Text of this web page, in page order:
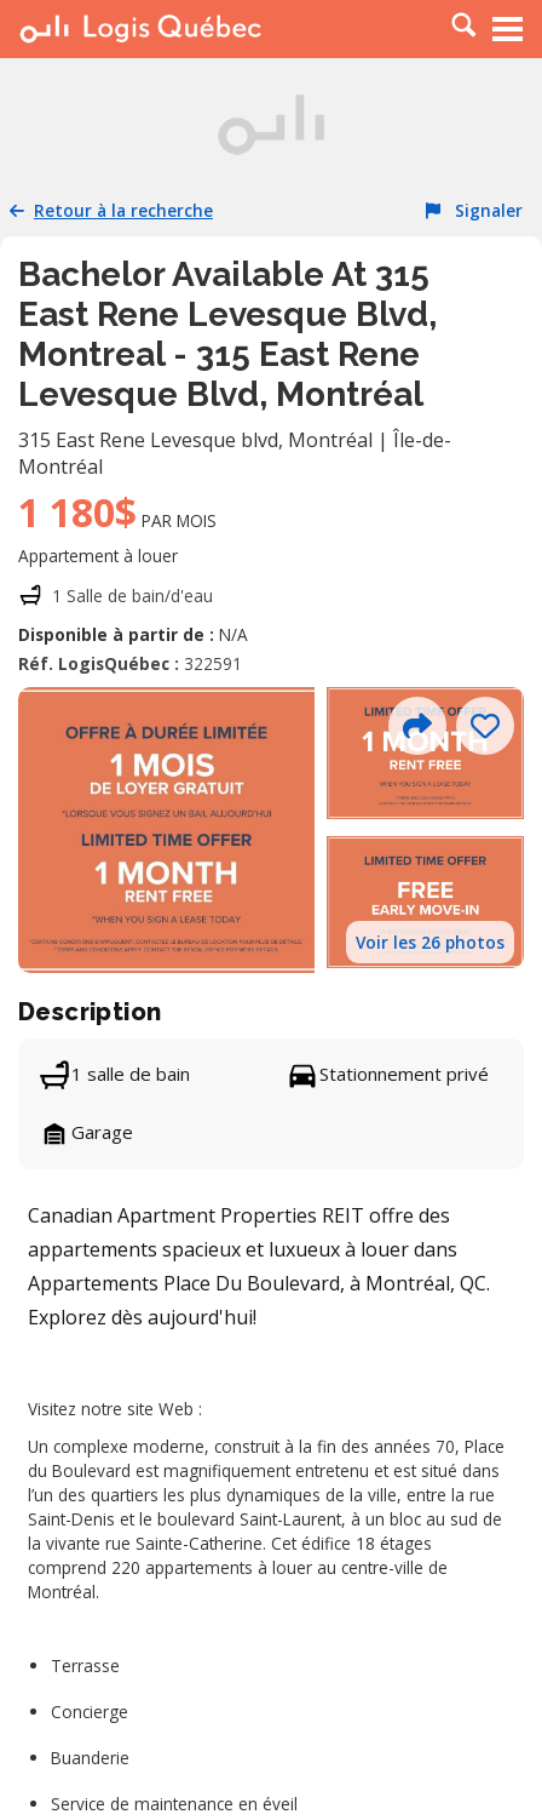
À LOUER
PLACER UNE ANNONCE
RESSOURCES
Retour à la recherche Signaler
Bachelor Available At 315
East Rene Levesque Blvd,
Montreal - 315 East Rene
Levesque Blvd, Montréal
315 East Rene Levesque blvd, Montréal | Île-de-
Montréal
1 180$ PAR MOIS
Appartement à louer
1 Salle de bain/d'eau
Disponible à partir de : N/A
Réf. LogisQuébec : 322591
Voir les 26 photos
Description
1 salle de bain Stationnement privé
Garage
Canadian Apartment Properties REIT offre des
appartements spacieux et luxueux à louer dans
Appartements Place Du Boulevard, à Montréal, QC.
Explorez dès aujourd'hui!
Visitez notre site Web :
Un complexe moderne, construit à la fin des années 70, Place
du Boulevard est magnifiquement entretenu et est situé dans
l’un des quartiers les plus dynamiques de la ville, entre la rue
Saint-Denis et le boulevard Saint-Laurent, à un bloc au sud de
la vivante rue Sainte-Catherine. Cet édifice 18 étages
comprend 220 appartements à louer au centre-ville de
Montréal.
Terrasse
Concierge
Buanderie
Service de maintenance en éveil